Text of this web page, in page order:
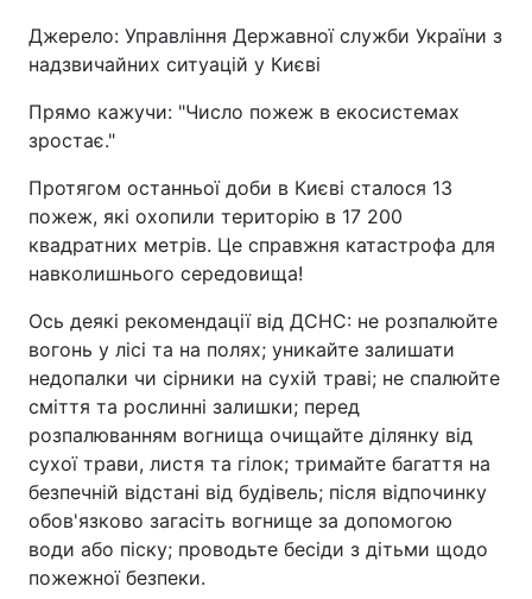
Джерело: Управління Державної служби України з
надзвичайних ситуацій у Києві
Прямо кажучи: "Число пожеж в екосистемах
зростає."
Протягом останньої доби в Києві сталося 13
пожеж, які охопили територію в 17 200
квадратних метрів. Це справжня катастрофа для
навколишнього середовища!
Ось деякі рекомендації від ДСНС: не розпалюйте
вогонь у лісі та на полях; уникайте залишати
недопалки чи сірники на сухій траві; не спалюйте
сміття та рослинні залишки; перед
розпалюванням вогнища очищайте ділянку від
сухої трави, листя та гілок; тримайте багаття на
безпечній відстані від будівель; після відпочинку
обов'язково загасіть вогнище за допомогою
води або піску; проводьте бесіди з дітьми щодо
пожежної безпеки.